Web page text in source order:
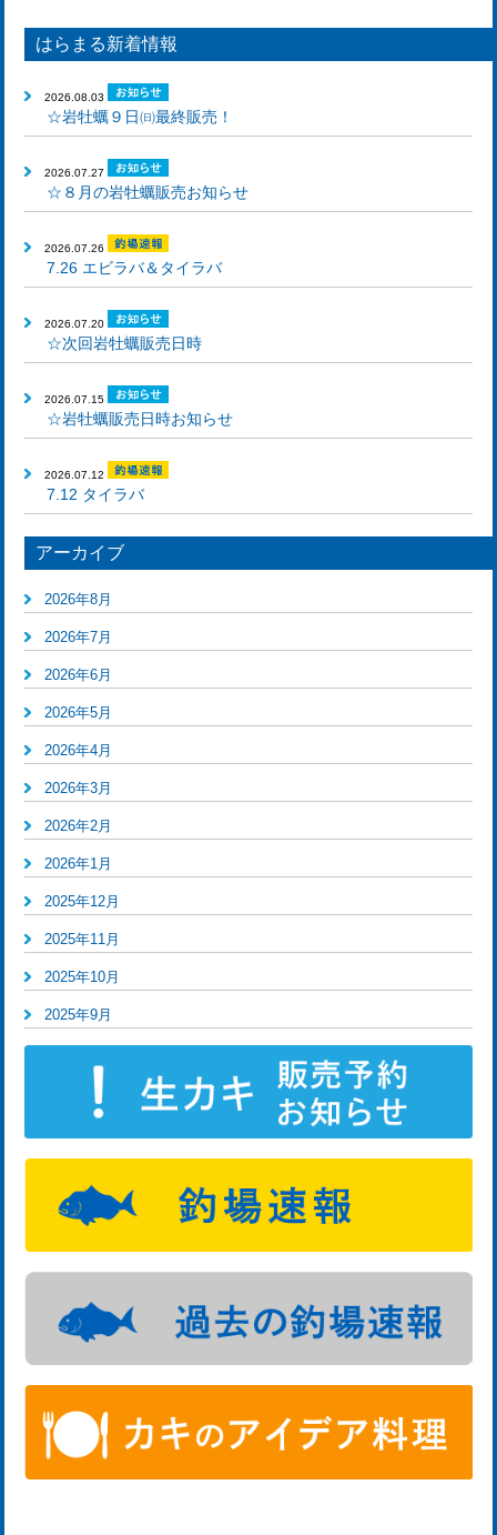
はらまる新着情報
2026.08.03
☆岩牡蠣９日㈰最終販売！
2026.07.27
☆８月の岩牡蠣販売お知らせ
2026.07.26
7.26 エビラバ＆タイラバ
2026.07.20
☆次回岩牡蠣販売日時
2026.07.15
☆岩牡蠣販売日時お知らせ
2026.07.12
7.12 タイラバ
アーカイブ
2026年8月
2026年7月
2026年6月
2026年5月
2026年4月
2026年3月
2026年2月
2026年1月
2025年12月
2025年11月
2025年10月
2025年9月